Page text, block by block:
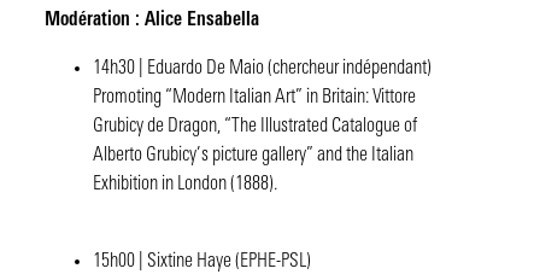
Modération : Alice Ensabella
14h30 | Eduardo De Maio (chercheur indépendant)
Promoting “Modern Italian Art” in Britain: Vittore
Grubicy de Dragon, “The Illustrated Catalogue of
Alberto Grubicy’s picture gallery” and the Italian
Exhibition in London (1888).
15h00 | Sixtine Haye (EPHE-PSL)